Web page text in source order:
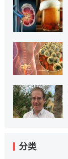
分类